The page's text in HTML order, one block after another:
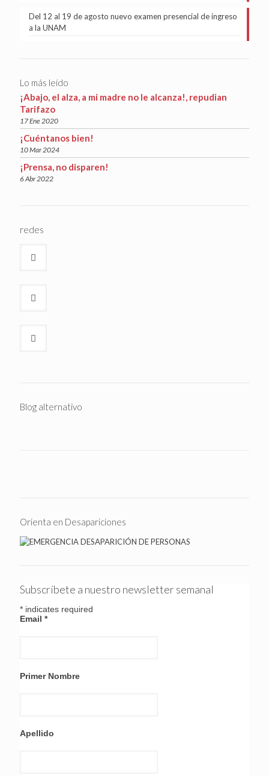
Del 12 al 19 de agosto nuevo examen presencial de ingreso
a la UNAM
Lo más leído
¡Abajo, el alza, a mi madre no le alcanza!, repudian
Tarifazo
17 Ene 2020
¡Cuéntanos bien!
10 Mar 2024
¡Prensa, no disparen!
6 Abr 2022
redes
Blog alternativo
Orienta en Desapariciones
Subscríbete a nuestro newsletter semanal
* indicates required
Email *
Primer Nombre
Apellido